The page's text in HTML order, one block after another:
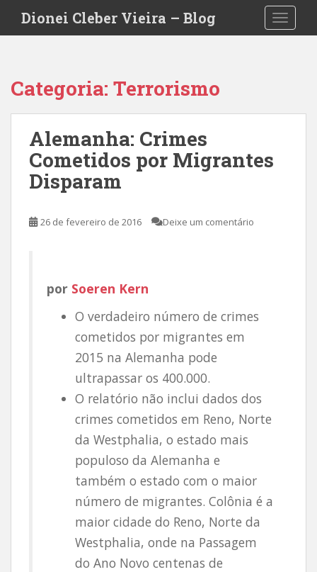
i
Dionei Cleber Vieira – Blog
Categoria: Terrorismo
Alemanha: Crimes
Cometidos por Migrantes
Disparam
26 de fevereiro de 2016 Deixe um comentário
por Soeren Kern
O verdadeiro número de crimes
cometidos por migrantes em
2015 na Alemanha pode
ultrapassar os 400.000.
O relatório não inclui dados dos
crimes cometidos em Reno, Norte
da Westphalia, o estado mais
populoso da Alemanha e
também o estado com o maior
número de migrantes. Colônia é a
maior cidade do Reno, Norte da
Westphalia, onde na Passagem
do Ano Novo centenas de